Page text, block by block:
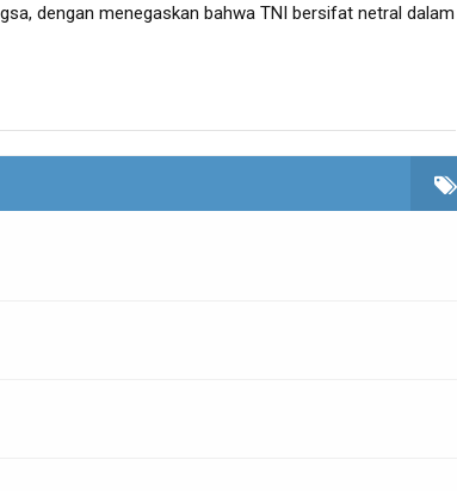
dengan menegaskan bahwa TNI bersifat netral dalam